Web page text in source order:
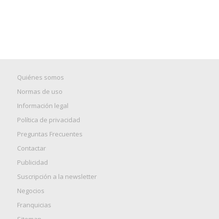
Quiénes somos
Normas de uso
Información legal
Política de privacidad
Preguntas Frecuentes
Contactar
Publicidad
Suscripción a la newsletter
Negocios
Franquicias